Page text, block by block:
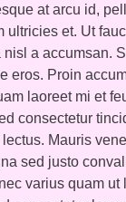
at arcu id,
ultricies et. Ut
a accumsan.
eros. Proin
laoreet mi et
consectetur
Mauris
sed justo
varius quam